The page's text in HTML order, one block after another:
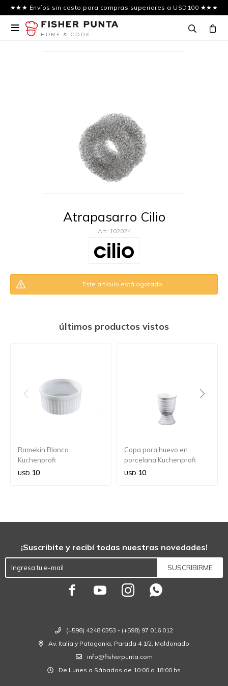
★★★ Envíos sin costo para compras superiores a USD100 ★★★

Atrapasarro Cilio
102024
Este artículo está agotado.
últimos productos vistos
Ramekin Blanco
Kuchenprofi
USD 10
Copa para huevo en
porcelana Kuchenprofi
USD 10
(+598) 4248 0353 - (+598) 97 016 012
Av. Italia y Patagonia, Parada 4 1/2, Maldonado
info@fisherpunta.com
De Lunes a Sábados de 10:00 a 18:00 hs
¡Suscribite y recibí todas nuestras novedades!
SUSCRIBIRME
   